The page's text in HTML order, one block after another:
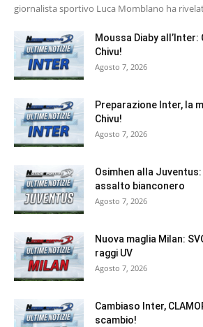
giornalista sportivo Luca Momblano ha
Moussa Diaby all’Inter:
Chivu!
Agosto 7, 2026
Preparazione Inter, la
Chivu!
Agosto 7, 2026
Osimhen alla Juventus:
assalto bianconero
Agosto 7, 2026
Nuova maglia Milan:
raggi UV
Agosto 7, 2026
Cambiaso Inter,
scambio!